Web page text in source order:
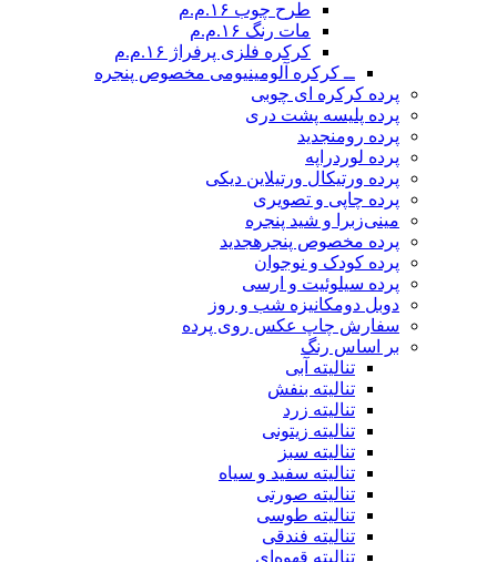
طرح چوب ۱۶.م.م
مات رنگ ۱۶.م.م
کرکره فلزی پرفراژ ۱۶.م.م
ــ کرکره آلومینیومی مخصوص پنجره
پرده کرکره ای چوبی
پرده پلیسه پشت دری
پرده رومنجدید
پرده لوردراپه
پرده ورتیکال ورتیلاین دیکی
پرده چاپی و تصویری
مینی‌زبرا و شید پنجره
پرده مخصوص پنجرهجدید
پرده کودک و نوجوان
پرده سیلوئیت و ارسی
دوبل دومکانیزه شب و روز
سفارش چاپ عکس روی پرده
بر اساس رنگ
تنالیته آبی
تنالیته بنفش
تنالیته زرد
تنالیته زیتونی
تنالیته سبز
تنالیته سفید و سیاه
تنالیته صورتی
تنالیته طوسی
تنالیته فندقی
تنالیته قهوه‌ای